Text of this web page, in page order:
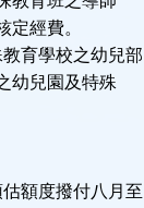
經費。
育學校之幼兒部
幼兒園及特殊
額度撥付八月至